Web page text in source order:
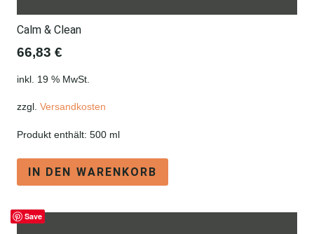
Calm & Clean
66,83 €
inkl. 19 % MwSt.
zzgl. Versandkosten
Produkt enthält: 500 ml
IN DEN WARENKORB
Save